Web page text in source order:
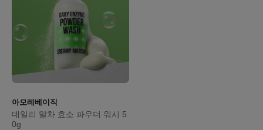
아모레베이직
데일리 말차 효소 파우더 워시 5
0g